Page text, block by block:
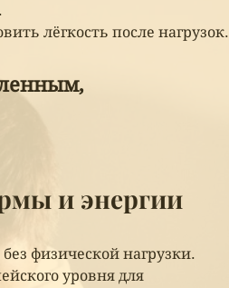
лёгкость после нагрузок.
и энергии
физической нагрузки.
уровня для